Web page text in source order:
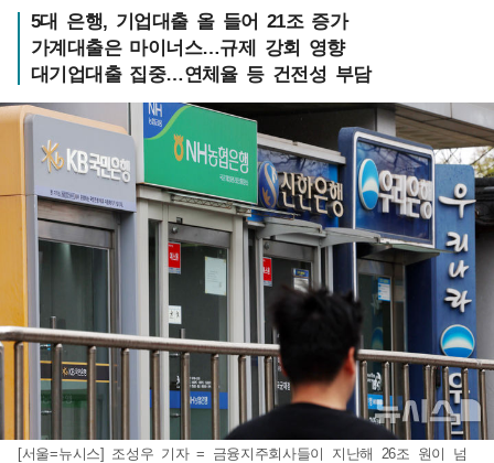
5대 은행, 기업대출 올 들어 21조 증가
가계대출은 마이너스…규제 강회 영향
대기업대출 집중…연체율 등 건전성 부담
[서울=뉴시스] 조성우 기자 = 금융지주회사들이 지난해 26조 원이 넘